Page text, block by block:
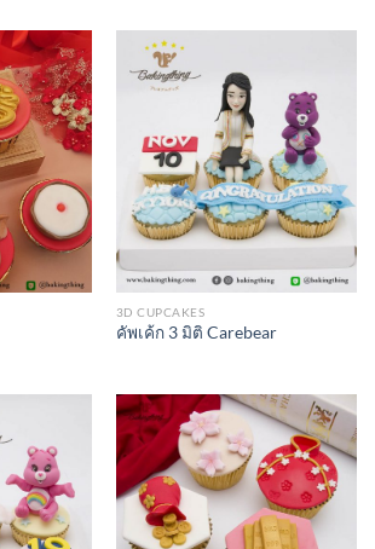
3D CUPCAKES
คัพเค้ก 3 มิติ Carebear